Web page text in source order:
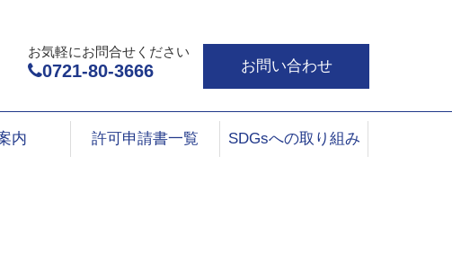
お気軽にお問合せください
0721-80-3666 お問い合わせ
内 許可申請書一覧 SDGsへの取り組み